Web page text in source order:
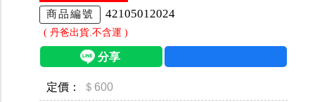
商品編號 42105012024
( 丹爸出貨.不含運 )
定價： ＄600